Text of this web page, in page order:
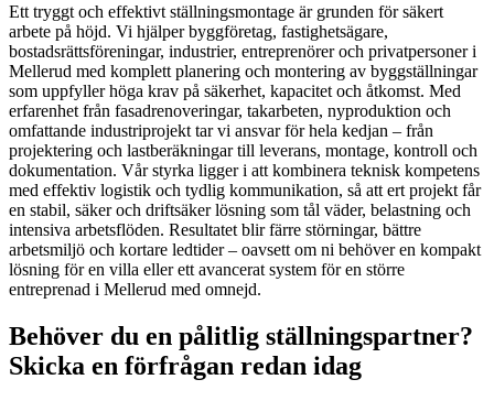
Ett tryggt och effektivt ställningsmontage är grunden för säkert
arbete på höjd. Vi hjälper byggföretag, fastighetsägare,
bostadsrättsföreningar, industrier, entreprenörer och privatpersoner i
Mellerud med komplett planering och montering av byggställningar
som uppfyller höga krav på säkerhet, kapacitet och åtkomst. Med
erfarenhet från fasadrenoveringar, takarbeten, nyproduktion och
omfattande industriprojekt tar vi ansvar för hela kedjan – från
projektering och lastberäkningar till leverans, montage, kontroll och
dokumentation. Vår styrka ligger i att kombinera teknisk kompetens
med effektiv logistik och tydlig kommunikation, så att ert projekt får
en stabil, säker och driftsäker lösning som tål väder, belastning och
intensiva arbetsflöden. Resultatet blir färre störningar, bättre
arbetsmiljö och kortare ledtider – oavsett om ni behöver en kompakt
lösning för en villa eller ett avancerat system för en större
entreprenad i Mellerud med omnejd.
Behöver du en pålitlig ställningspartner?
Skicka en förfrågan redan idag